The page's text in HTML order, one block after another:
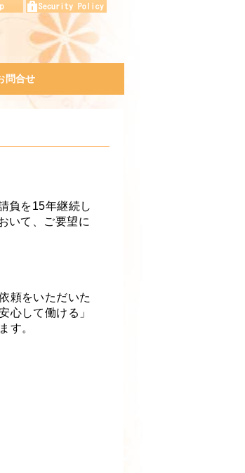
問合せ
スマップ
イバシーポリシー
負を15年継続し
いて、ご要望に
頼をいただいた
心して働ける」
す。